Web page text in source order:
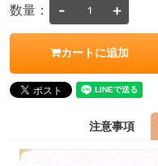
数量： - +
カートに追加
注意事項